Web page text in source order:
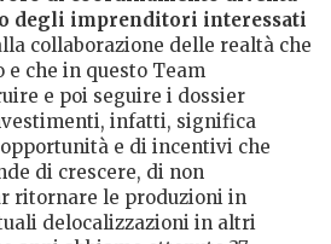
degli imprenditori interessati
collaborazione delle realtà che
che in questo Team
e poi seguire i dossier
infatti, significa
e di incentivi che
di crescere, di non
ritornare le produzioni in
delocalizzazioni in altri